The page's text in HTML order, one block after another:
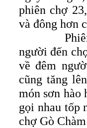
phiên chợ
và đông hơn
Phiên
người đến
về đêm
cũng tăng
món sơn hào
gọi nhau tốp
chợ Gò